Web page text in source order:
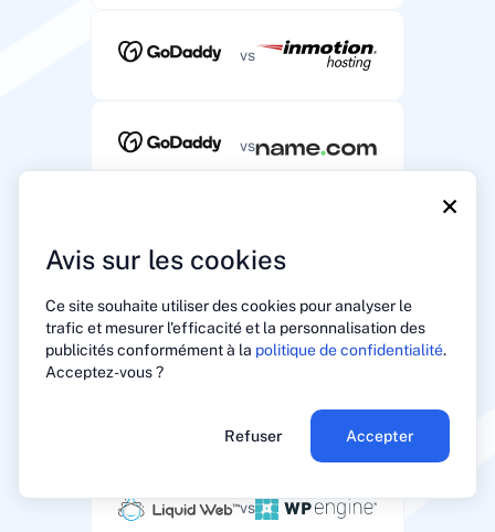
×
Avis sur les cookies
Ce site souhaite utiliser des cookies pour analyser le
trafic et mesurer l'efficacité et la personnalisation des
publicités conformément à la politique de confidentialité.
Acceptez-vous ?
Refuser Accepter
vs
vs
vs
vs